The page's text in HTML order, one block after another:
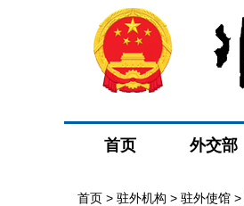
首页 外交部
首页 > 驻外机构 > 驻外使馆 >